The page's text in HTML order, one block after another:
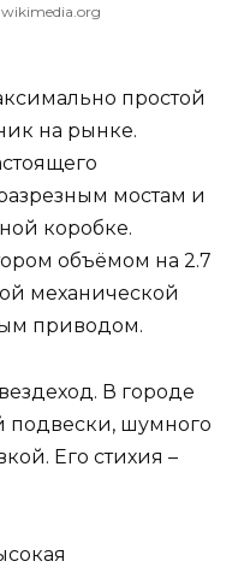
простой
на рынке.
мостам и
коробке.
объёмом на 2.7
механической
приводом.
В городе
подвески, шумного
Его стихия –